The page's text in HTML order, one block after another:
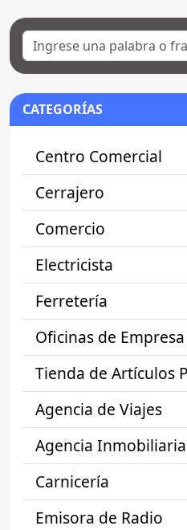
CATEGORÍAS
Centro Comercial
Cerrajero
Comercio
Electricista
Ferretería
Oficinas de Empresa
Tienda de Artículos
Agencia de Viajes
Agencia Inmobiliaria
Carnicería
Emisora de Radio